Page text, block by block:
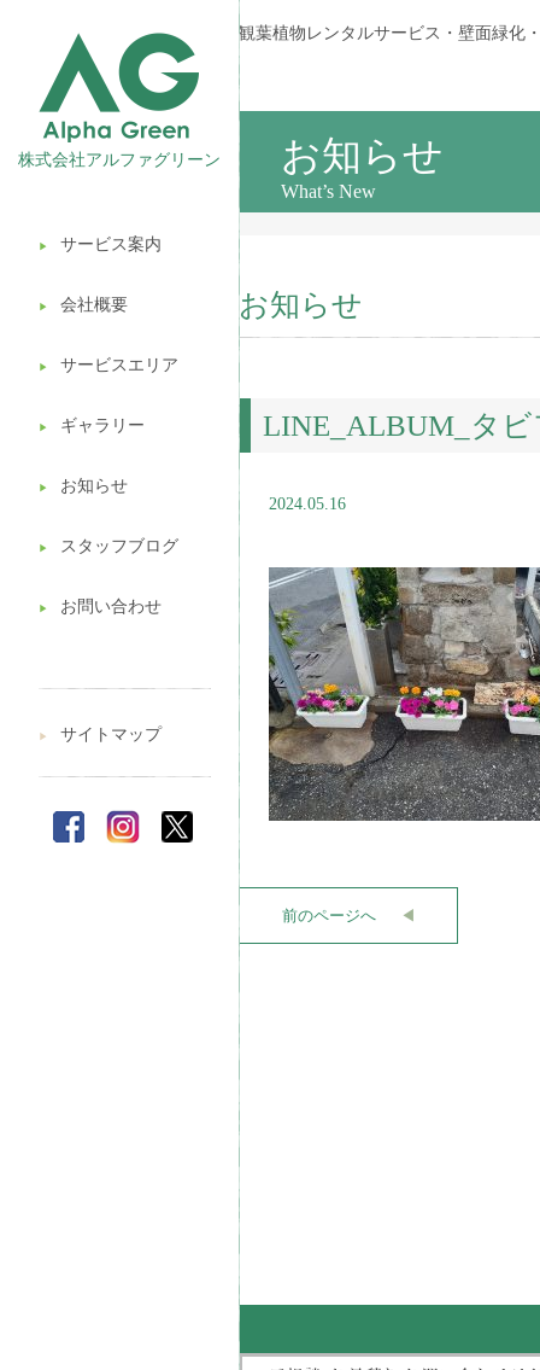
株式会社アルファグリーン
▶︎ サービス案内
▶︎ 会社概要
▶︎ サービスエリア
▶︎ ギャラリー
▶︎ お知らせ
▶︎ スタッフブログ
▶︎ お問い合わせ
観葉植物レンタル
壁面緑化
ギフト販売
造園ガーデニング
植木処分
▶︎ サイトマップ
観葉植物レンタルサービス・壁面緑化
お知らせ
What’s New
お知らせ
LINE_ALBUM_タビ
2024.05.16
前のページへ ◀︎